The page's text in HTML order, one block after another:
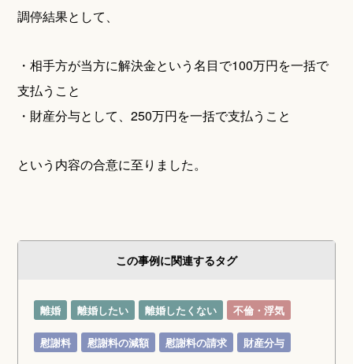
調停結果として、
・相手方が当方に解決金という名目で100万円を一括で
支払うこと
・財産分与として、250万円を一括で支払うこと
という内容の合意に至りました。
この事例に関連するタグ
離婚 離婚したい 離婚したくない 不倫・浮気
慰謝料 慰謝料の減額 慰謝料の請求 財産分与